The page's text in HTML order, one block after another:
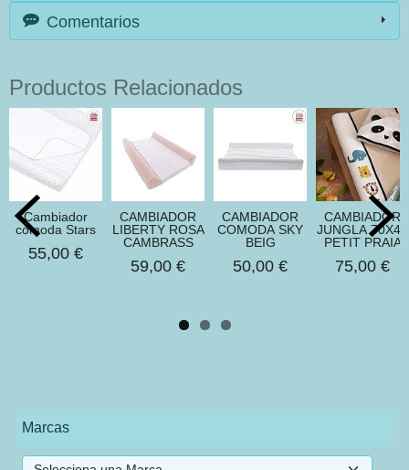
Marcas
Comentarios
Productos Relacionados
Cambiador
cómoda Stars
55,00 €
CAMBIADOR
LIBERTY ROSA
CAMBRASS
59,00 €
CAMBIADOR
COMODA SKY
BEIG
50,00 €
CAMBIADOR
JUNGLA 70X45
PETIT PRAIA
75,00 €